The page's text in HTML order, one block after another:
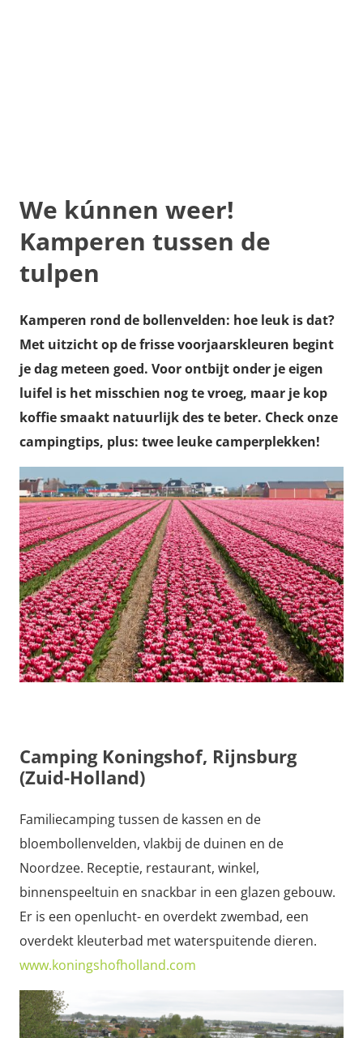
We kúnnen weer!
Kamperen tussen de
tulpen
Kamperen rond de bollenvelden: hoe leuk is dat?
Met uitzicht op de frisse voorjaarskleuren begint
je dag meteen goed. Voor ontbijt onder je eigen
luifel is het misschien nog te vroeg, maar je kop
koffie smaakt natuurlijk des te beter. Check onze
campingtips, plus: twee leuke camperplekken!
Camping Koningshof, Rijnsburg
(Zuid-Holland)
Familiecamping tussen de kassen en de
bloembollenvelden, vlakbij de duinen en de
Noordzee. Receptie, restaurant, winkel,
binnenspeeltuin en snackbar in een glazen gebouw.
Er is een openlucht- en overdekt zwembad, een
overdekt kleuterbad met waterspuitende dieren.
www.koningshofholland.com